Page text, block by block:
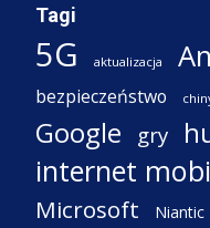
Tagi
5G aktualizacja
bezpieczeństwo
Google gry
internet
Microsoft Niantic